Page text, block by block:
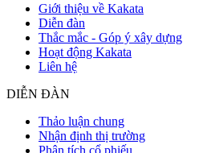
Giới thiệu về Kakata
Diễn đàn
Thắc mắc - Góp ý xây dựng
Hoạt động Kakata
Liên hệ
DIỄN ĐÀN
Thảo luận chung
Nhận định thị trường
Phân tích cổ phiếu